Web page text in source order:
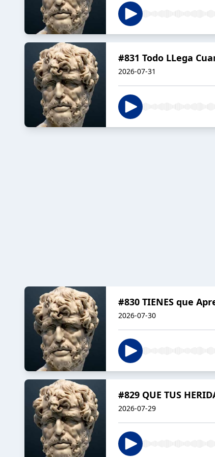
#831 Todo LLega
2026-07-31
#830 TIENES que
2026-07-30
#829 QUE TUS
2026-07-29